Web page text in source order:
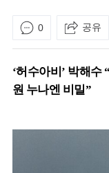
0 공유
‘허수아비’ 박해
원 누나엔 비밀”